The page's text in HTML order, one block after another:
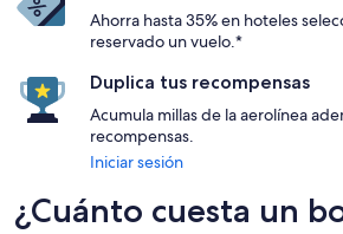
Ahorra hasta 35% en hoteles
reservado un vuelo.*
Duplica tus recompensas
Acumula millas de la aerolínea
recompensas.
Iniciar sesión
¿Cuánto cuesta un